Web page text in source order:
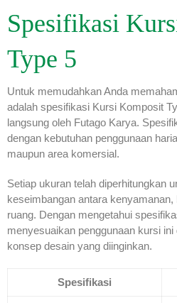
Spesifikasi
Type 5
Untuk memudahkan Anda
adalah spesifikasi Kursi Komposit
langsung oleh Futago Karya.
dengan kebutuhan penggunaan
maupun area komersial.
Setiap ukuran telah diperhitungkan
keseimbangan antara
ruang. Dengan mengetahui
menyesuaikan penggunaan kursi
konsep desain yang diinginkan.
Spesifikasi